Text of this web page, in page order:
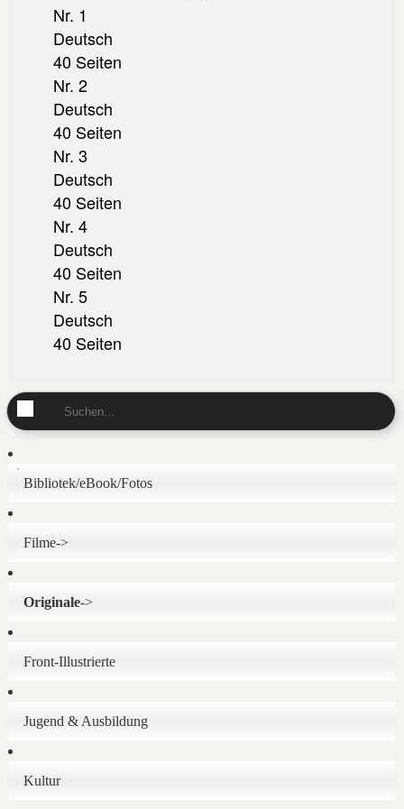
Nr. 1
Deutsch
40 Seiten
Nr. 2
Deutsch
40 Seiten
Nr. 3
Deutsch
40 Seiten
Nr. 4
Deutsch
40 Seiten
Nr. 5
Deutsch
40 Seiten
Bibliotek/eBook/Fotos
Filme->
Originale->
Front-Illustrierte
Jugend & Ausbildung
Kultur